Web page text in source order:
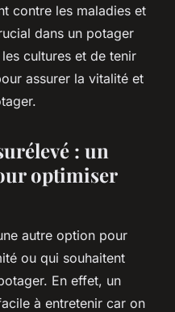
contre les maladies et
dans un potager
cultures et de tenir
assurer la vitalité et
: un
optimiser
autre option pour
ou qui souhaitent
En effet, un
à entretenir car on